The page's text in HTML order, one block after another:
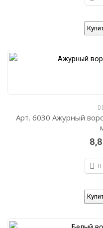
0
out
of
5
Арт. 6030 Ажурный